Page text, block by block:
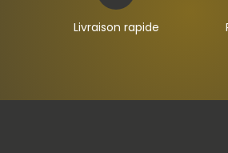
Livraison rapide